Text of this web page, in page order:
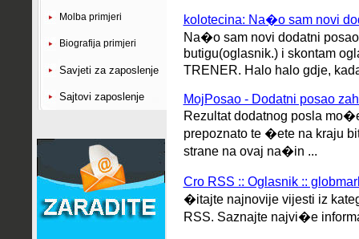
Molba primjeri
Biografija primjeri
Savjeti za zaposlenje
Sajtovi zaposlenje
kolotecina: Na�o sam novi
Na�o sam novi dodatni
butigu(oglasnik.) i skontam
TRENER. Halo halo gdje,
MojPosao - Dodatni posao
Rezultat dodatnog posla
prepoznato te �ete na kraju
strane na ovaj na�in ...
Cro RSS :: Oglasnik ::
�itajte najnovije vijesti iz
RSS. Saznajte najvi�e